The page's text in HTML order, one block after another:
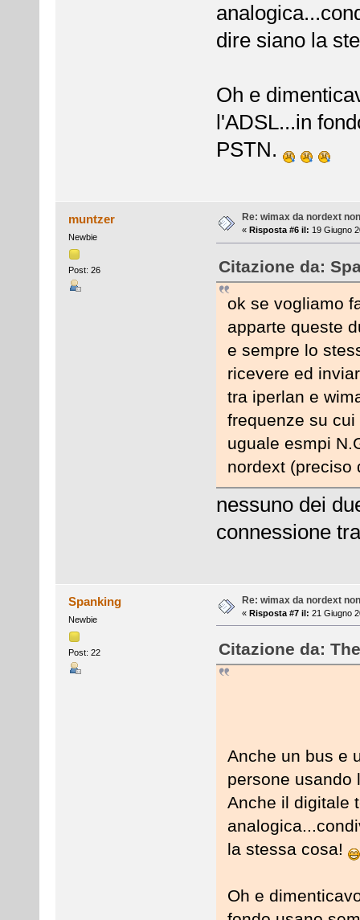
dire siano la
Oh e
l'ADSL...in
PSTN.
muntzer
Newbie
Post: 26
Re: wimax da nordext
« Risposta #6 il: 19 Giugno
Citazione da:
ok se vogliamo
apparte queste
e sempre lo
ricevere ed
tra iperlan e
frequenze su
uguale esmpi
nordext (preciso
nessuno dei
connessione
Spanking
Newbie
Post: 22
Re: wimax da nordext
« Risposta #7 il: 21 Giugno
Citazione da:
Anche un bus e
persone usando
Anche il digitale
la stessa cosa!
Oh e